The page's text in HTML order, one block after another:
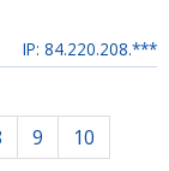
IP: 84.220.208.***
9 10